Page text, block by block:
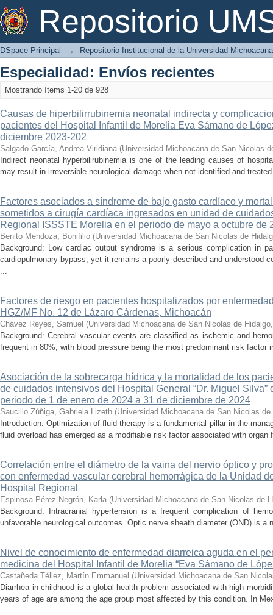
Repositorio
Envíos recientes
DSpace Principal → Repositorio Institucional de la Universidad
Especialidad: Envíos recientes
Mostrando ítems 1-20 de 928
Causas de hiperbilirrubinemia neonatal indirecta y
pacientes del Hospital Infantil de Morelia Eva Sámano de
diciembre 2023-202
Salgado García, Andrea Viridiana (Universidad Michoacana de San Nicolas
Indirect neonatal hyperbilirubinemia is one of the leading causes of
may result in irreversible neurological damage when not identified and
Factores asociados a síndrome de bajo gasto cardíaco y
sometidos a cirugía cardíaca ingresados en unidad de
Regional ISSSTE Morelia en el periodo de mayo a octubre de
Benito Mendoza, Bonifilio (Universidad Michoacana de San Nicolas de
Background: Low cardiac output syndrome is a serious complication in
cardiopulmonary bypass, yet it remains a poorly described and understood
...
Factores de riesgo en pacientes hospitalizados por
HGZ/MF No. 12 de Lázaro Cárdenas, Michoacán
Chávez Reyes, Samuel (Universidad Michoacana de San Nicolas de Hidalgo
Background: Cerebral vascular events are classified as ischemic and
frequent in 80%, with blood pressure being the most predominant risk factor
Asociación de la sobrecarga hídrica y la mortalidad de los
de cuidados intensivos del Hospital General “Dr. Miguel
periodo de 1 de enero de 2024 a 31 de diciembre de 2024
Saucillo Zúñiga, Gabriela Lizeth (Universidad Michoacana de San Nicolas de
Introduction: Optimization of fluid therapy is a fundamental pillar in the
fluid overload has emerged as a modifiable risk factor associated with organ
Correlación entre el diámetro de la vaina del nervio óptico y
con enfermedad vascular cerebral hemorrágica de la Unidad
Hospital Regional
Espinosa Pérez Negrón, Karla (Universidad Michoacana de San Nicolas de
Background: Intracranial hypertension is a frequent complication of
unfavorable neurological outcomes. Optic nerve sheath diameter (OND) is a
Nivel de conocimiento de enfermedad diarreica aguda en el
medicina del Hospital Infantil de Morelia “Eva Sámano de
Castañeda Téllez, Martín Emmanuel (Universidad Michoacana de San
Diarrhea in childhood is a global health problem associated with high
years of age are among the age group most affected by this condition. In